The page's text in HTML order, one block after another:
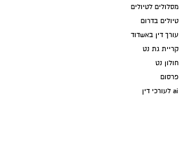
מסלולים לטיולים
טיולים בדרום
עורך דין באשדוד
קריית גת נט
חולון נט
פרסום
ai לעורכי דין